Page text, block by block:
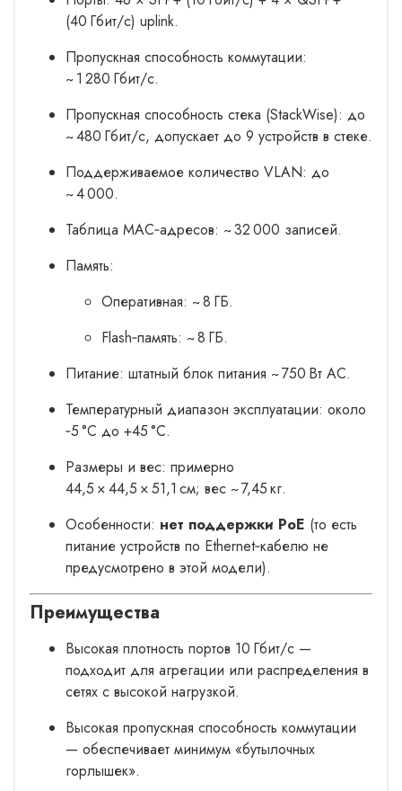
(40 Гбит/с) uplink.
Пропускная способность коммутации:
~ 1 280 Гбит/с.
Пропускная способность стека (StackWise): до
~ 480 Гбит/с, допускает до 9 устройств в стеке.
Поддерживаемое количество VLAN: до
~ 4 000.
Таблица MAC‑адресов: ~ 32 000 записей.
Память:
Оперативная: ~ 8 ГБ.
Flash‑память: ~ 8 ГБ.
Питание: штатный блок питания ~ 750 Вт АС.
Температурный диапазон эксплуатации: около
‑5 °C до +45 °C.
Размеры и вес: примерно
44,5 × 44,5 × 51,1 см; вес ~ 7,45 кг.
Особенности: нет поддержки PoE (то есть
питание устройств по Ethernet‑кабелю не
предусмотрено в этой модели).
Преимущества
Высокая плотность портов 10 Гбит/с —
подходит для агрегации или распределения в
сетях с высокой нагрузкой.
Высокая пропускная способность коммутации
— обеспечивает минимум «бутылочных
горлышек».